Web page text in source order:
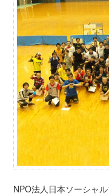
NPO法人日本ソーシャ